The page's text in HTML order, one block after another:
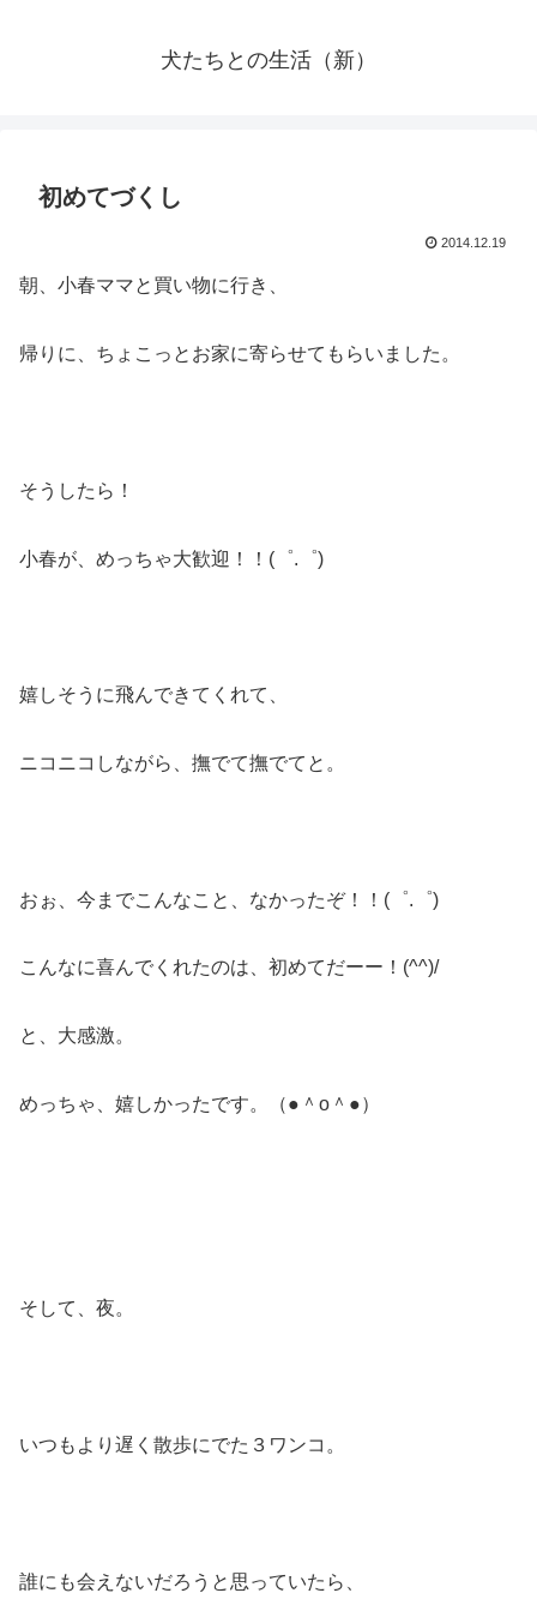
犬たちとの生活（新）
初めてづくし
2014.12.19
朝、小春ママと買い物に行き、
帰りに、ちょこっとお家に寄らせてもらいました。
そうしたら！
小春が、めっちゃ大歓迎！！(゜.゜)
嬉しそうに飛んできてくれて、
ニコニコしながら、撫でて撫でてと。
おぉ、今までこんなこと、なかったぞ！！(゜.゜)
こんなに喜んでくれたのは、初めてだーー！(^^)/
と、大感激。
めっちゃ、嬉しかったです。（●＾o＾●）
そして、夜。
いつもより遅く散歩にでた３ワンコ。
誰にも会えないだろうと思っていたら、